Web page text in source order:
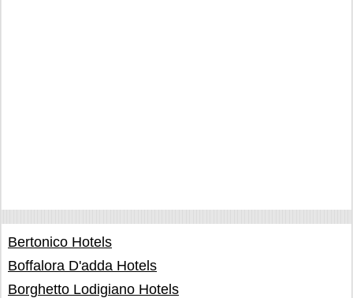
Bertonico Hotels
Boffalora D'adda Hotels
Borghetto Lodigiano Hotels